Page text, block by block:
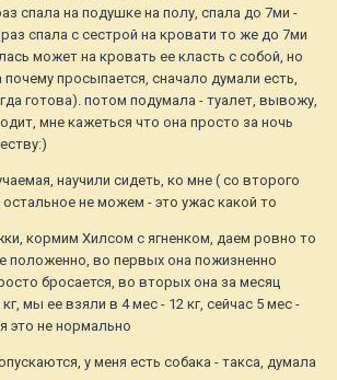
спала на подушке на полу, спала до 7ми -
спала с сестрой на кровати то же до 7ми
может на кровать ее класть с собой, но
просыпается, сначало думали есть,
готова). потом подумала - туалет, вывожу,
мне кажеться что она просто за ночь
научили сидеть, ко мне ( со второго
не можем - это ужас какой то
кормим Хилсом с ягненком, даем ровно то
положенно, во первых она пожизненно
бросается, во вторых она за месяц
мы ее взяли в 4 мес - 12 кг, сейчас 5 мес -
это не нормально
у меня есть собака - такса, думала